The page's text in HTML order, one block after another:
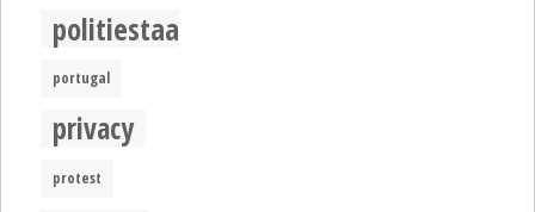
politiestaat
portugal
privacy
protest